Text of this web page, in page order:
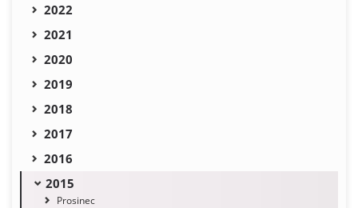
2022
2021
2020
2019
2018
2017
2016
2015
Prosinec